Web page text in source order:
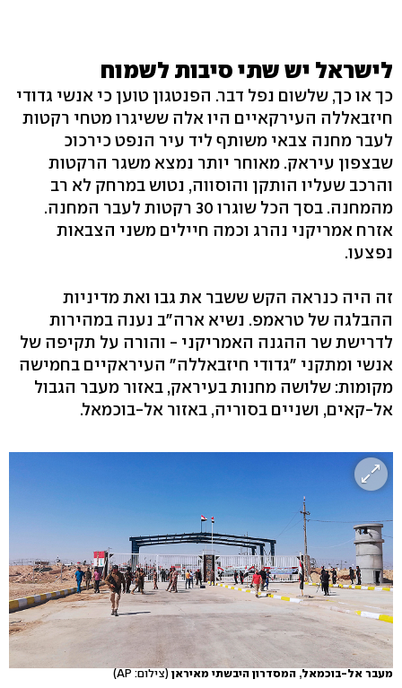
לישראל יש שתי סיבות לשמוח
כך או כך, שלשום נפל דבר. הפנטגון טוען כי אנשי גדודי
חיזבאללה העירקאיים היו אלה ששיגרו מטחי רקטות
לעבר מחנה צבאי משותף ליד עיר הנפט כירכוכ
שבצפון עיראק. מאוחר יותר נמצא משגר הרקטות
והרכב שעליו הותקן והוסווה, נטוש במרחק לא רב
מהמחנה. בסך הכל שוגרו 30 רקטות לעבר המחנה.
אזרח אמריקני נהרג וכמה חיילים משני הצבאות
נפצעו.
זה היה כנראה הקש ששבר את גבו ואת מדיניות
ההבלגה של טראמפ. נשיא ארה"ב נענה במהירות
לדרישת שר ההגנה האמריקני - והורה על תקיפה של
אנשי ומתקני "גדודי חיזבאללה" העיראקיים בחמישה
מקומות: שלושה מחנות בעיראק, באזור מעבר הגבול
אל-קאים, ושניים בסוריה, באזור אל-בוכמאל.
מעבר אל-בוכמאל, המסדרון היבשתי מאיראן (צילום: AP)